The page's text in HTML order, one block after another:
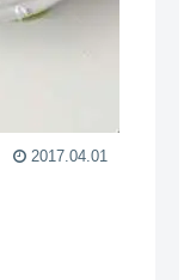
2017.04.01